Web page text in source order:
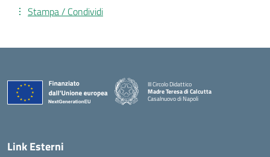
Stampa / Condividi
III Circolo Didattico
Madre Teresa di Calcutta
Casalnuovo di Napoli
— Visita la pagina iniziale della scuola
Link Esterni